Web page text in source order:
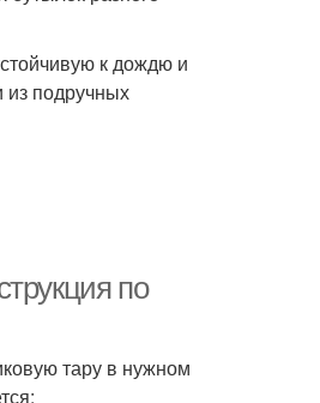
к дождю и
подручных
по
тару в нужном